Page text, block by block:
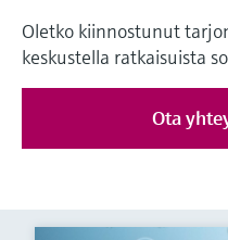
Oletko kiinnostunut
keskustella ratkaisuista
Ota